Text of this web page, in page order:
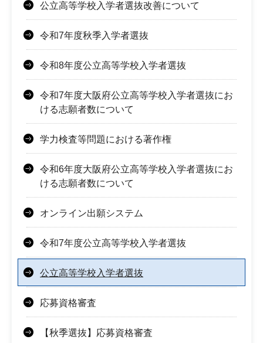
公立高等学校入学者選抜改善について
令和7年度秋季入学者選抜
令和8年度公立高等学校入学者選抜
令和7年度大阪府公立高等学校入学者選抜にお
ける志願者数について
学力検査等問題における著作権
令和6年度大阪府公立高等学校入学者選抜にお
ける志願者数について
オンライン出願システム
令和7年度公立高等学校入学者選抜
公立高等学校入学者選抜
応募資格審査
【秋季選抜】応募資格審査